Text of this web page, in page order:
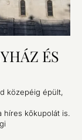
ÉS
közepéig épült,
híres kőkupolát is.